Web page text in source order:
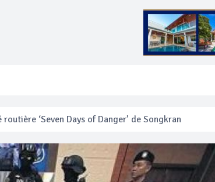
en se faisant arracher son collier en or
la sécurité pendant Songkran